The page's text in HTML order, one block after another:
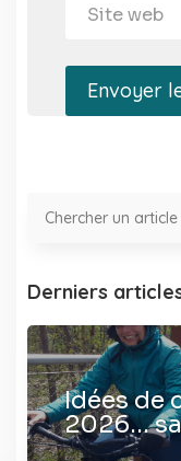
Envoyer
Derniers
Idées de
2026…